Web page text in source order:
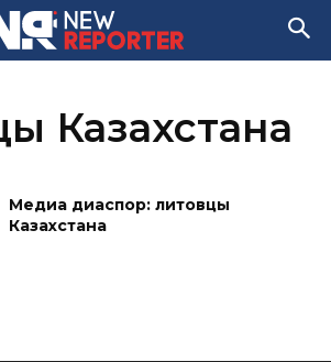
Казахстана
Медиа диаспор: литовцы
Казахстана